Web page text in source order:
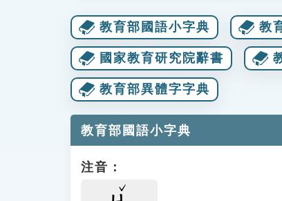
教育部國語小字典 教
國家教育研究院辭書
教育部異體字字典
教育部國語小字典
注音：